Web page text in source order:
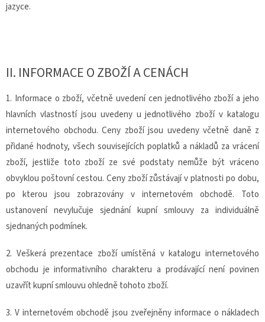
jazyce.
II. INFORMACE O ZBOŽÍ A CENÁCH
1. Informace o zboží, včetně uvedení cen jednotlivého zboží a jeho
hlavních vlastností jsou uvedeny u jednotlivého zboží v katalogu
internetového obchodu. Ceny zboží jsou uvedeny včetně daně z
přidané hodnoty, všech souvisejících poplatků a nákladů za vrácení
zboží, jestliže toto zboží ze své podstaty nemůže být vráceno
obvyklou poštovní cestou. Ceny zboží zůstávají v platnosti po dobu,
po kterou jsou zobrazovány v internetovém obchodě. Toto
ustanovení nevylučuje sjednání kupní smlouvy za individuálně
sjednaných podmínek.
2. Veškerá prezentace zboží umístěná v katalogu internetového
obchodu je informativního charakteru a prodávající není povinen
uzavřít kupní smlouvu ohledně tohoto zboží.
3. V internetovém obchodě jsou zveřejněny informace o nákladech